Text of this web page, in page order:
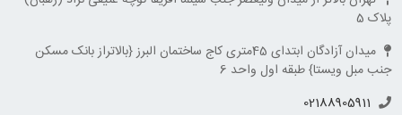
پلاک 5
میدان آزادگان ابتدای 45متری کاج ساختمان البرز {بالاتراز بانک مسکن
جنب مبل ویستا} طبقه اول واحد 6
02188905911